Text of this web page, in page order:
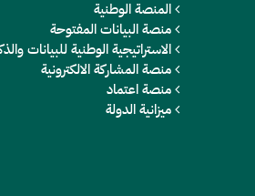
المنصة الوطنية
منصة البيانات المفتوحة
الاستراتيجية الوطنية للبيانات
منصة المشاركة الالكترونية
منصة اعتماد
ميزانية الدولة